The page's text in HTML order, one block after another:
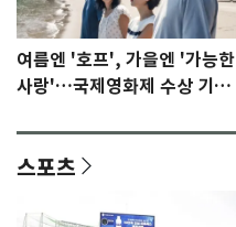
여름엔 '호프', 가을엔 '가능한
사랑'…국제영화제 수상 기대
스포츠